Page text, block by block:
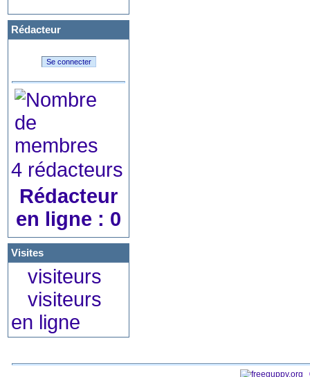
Rédacteur
4 rédacteurs
Rédacteur
en ligne : 0
Visites
visiteurs
visiteurs
en ligne